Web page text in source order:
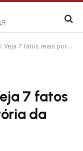
reais por trás da história da série
7 fatos
da